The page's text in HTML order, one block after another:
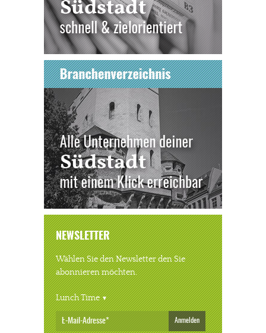
NEWSLETTER
Wählen Sie den Newsletter den Sie
abonnieren möchten.
Lunch Time
Anmelden